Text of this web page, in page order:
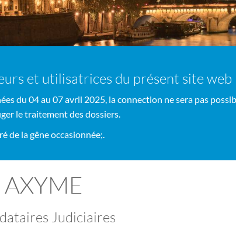
et utilisatrices du présent site web
du 04 au 07 avril 2025, la connection ne sera pas
le traitement des dossiers.
de la gêne occasionnée;.
AXYME
Judiciaires